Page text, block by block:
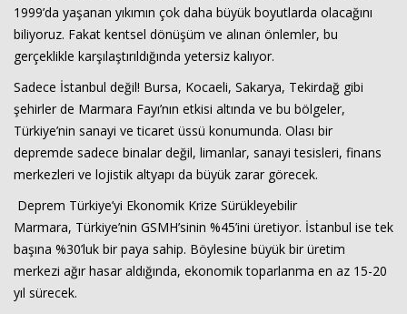
1999’da yaşanan yıkımın çok daha büyük boyutlarda olacağını
biliyoruz. Fakat kentsel dönüşüm ve alınan önlemler, bu
gerçeklikle karşılaştırıldığında yetersiz kalıyor.
Sadece İstanbul değil! Bursa, Kocaeli, Sakarya, Tekirdağ gibi
şehirler de Marmara Fayı’nın etkisi altında ve bu bölgeler,
Türkiye’nin sanayi ve ticaret üssü konumunda. Olası bir
depremde sadece binalar değil, limanlar, sanayi tesisleri, finans
merkezleri ve lojistik altyapı da büyük zarar görecek.
Deprem Türkiye’yi Ekonomik Krize Sürükleyebilir
Marmara, Türkiye’nin GSMH’sinin %45’ini üretiyor. İstanbul ise tek
başına %30’luk bir paya sahip. Böylesine büyük bir üretim
merkezi ağır hasar aldığında, ekonomik toparlanma en az 15-20
yıl sürecek.
Haberin Doğru Adresi.